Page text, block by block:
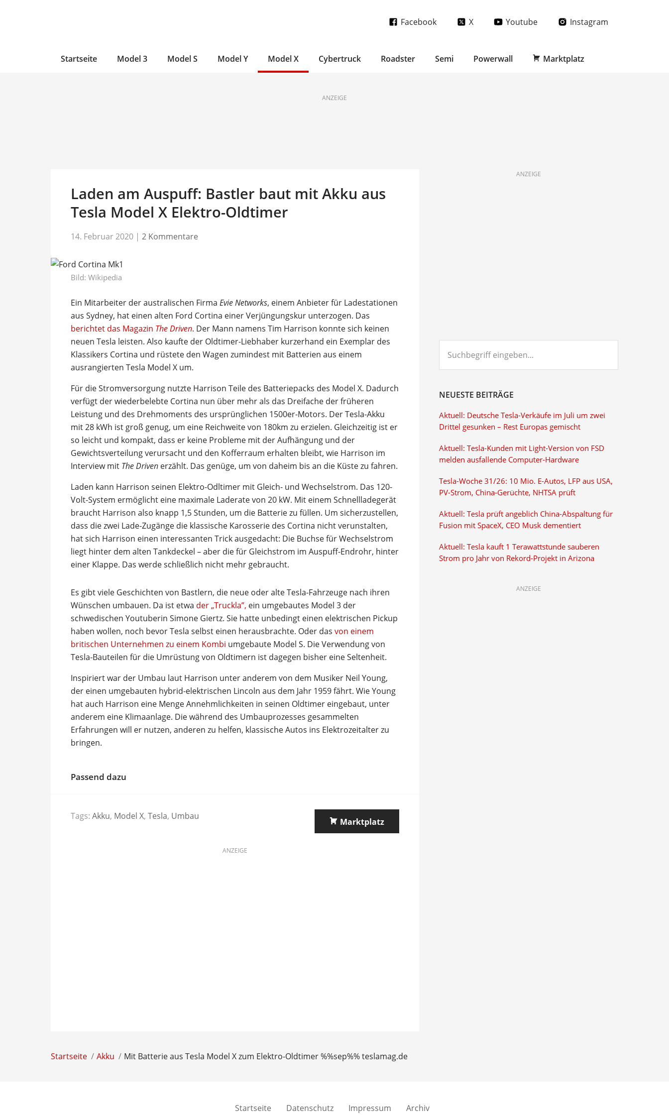
Facebook X Youtube Instagram
Startseite Model 3 Model S Model Y Model X Cybertruck Roadster Semi Powerwall Marktplatz
ANZEIGE
Laden am Auspuff: Bastler baut mit Akku aus
Tesla Model X Elektro-Oldtimer
14. Februar 2020 | 2 Kommentare
Bild: Wikipedia
Ein Mitarbeiter der australischen Firma Evie Networks, einem Anbieter für Ladestationen
aus Sydney, hat einen alten Ford Cortina einer Verjüngungskur unterzogen. Das
berichtet das Magazin The Driven. Der Mann namens Tim Harrison konnte sich keinen
neuen Tesla leisten. Also kaufte der Oldtimer-Liebhaber kurzerhand ein Exemplar des
Klassikers Cortina und rüstete den Wagen zumindest mit Batterien aus einem
ausrangierten Tesla Model X um.
Für die Stromversorgung nutzte Harrison Teile des Batteriepacks des Model X. Dadurch
verfügt der wiederbelebte Cortina nun über mehr als das Dreifache der früheren
Leistung und des Drehmoments des ursprünglichen 1500er-Motors. Der Tesla-Akku
mit 28 kWh ist groß genug, um eine Reichweite von 180km zu erzielen. Gleichzeitig ist er
so leicht und kompakt, dass er keine Probleme mit der Aufhängung und der
Gewichtsverteilung verursacht und den Kofferraum erhalten bleibt, wie Harrison im
Interview mit The Driven erzählt. Das genüge, um von daheim bis an die Küste zu fahren.
Laden kann Harrison seinen Elektro-Odltimer mit Gleich- und Wechselstrom. Das 120-
Volt-System ermöglicht eine maximale Laderate von 20 kW. Mit einem Schnellladegerät
braucht Harrison also knapp 1,5 Stunden, um die Batterie zu füllen. Um sicherzustellen,
dass die zwei Lade-Zugänge die klassische Karosserie des Cortina nicht verunstalten,
hat sich Harrison einen interessanten Trick ausgedacht: Die Buchse für Wechselstrom
liegt hinter dem alten Tankdeckel – aber die für Gleichstrom im Auspuff-Endrohr, hinter
einer Klappe. Das werde schließlich nicht mehr gebraucht.
Es gibt viele Geschichten von Bastlern, die neue oder alte Tesla-Fahrzeuge nach ihren
Wünschen umbauen. Da ist etwa der „Truckla”, ein umgebautes Model 3 der
schwedischen Youtuberin Simone Giertz. Sie hatte unbedingt einen elektrischen Pickup
haben wollen, noch bevor Tesla selbst einen herausbrachte. Oder das von einem
britischen Unternehmen zu einem Kombi umgebaute Model S. Die Verwendung von
Tesla-Bauteilen für die Umrüstung von Oldtimern ist dagegen bisher eine Seltenheit.
Inspiriert war der Umbau laut Harrison unter anderem von dem Musiker Neil Young,
der einen umgebauten hybrid-elektrischen Lincoln aus dem Jahr 1959 fährt. Wie Young
hat auch Harrison eine Menge Annehmlichkeiten in seinen Oldtimer eingebaut, unter
anderem eine Klimaanlage. Die während des Umbauprozesses gesammelten
Erfahrungen will er nutzen, anderen zu helfen, klassische Autos ins Elektrozeitalter zu
bringen.
Passend dazu
Tags: Akku, Model X, Tesla, Umbau
Marktplatz
ANZEIGE
ANZEIGE
eingeben...
NEUESTE BEITRÄGE
Aktuell: Deutsche Tesla-Verkäufe im Juli um zwei
Drittel gesunken – Rest Europas gemischt
Aktuell: Tesla-Kunden mit Light-Version von FSD
melden ausfallende Computer-Hardware
Tesla-Woche 31/26: 10 Mio. E-Autos, LFP aus USA,
PV-Strom, China-Gerüchte, NHTSA prüft
Aktuell: Tesla prüft angeblich China-Abspaltung für
Fusion mit SpaceX, CEO Musk dementiert
Aktuell: Tesla kauft 1 Terawattstunde sauberen
Strom pro Jahr von Rekord-Projekt in Arizona
ANZEIGE
Startseite Akku Mit Batterie aus Tesla Model X zum Elektro-Oldtimer %%sep%% teslamag.de
Startseite Datenschutz Impressum Archiv